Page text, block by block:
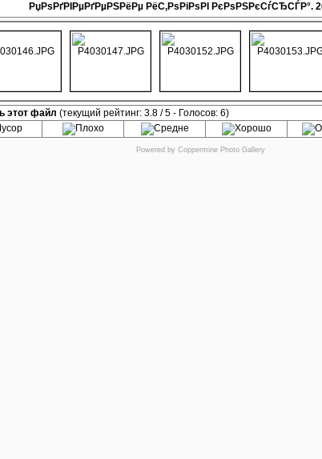
РџРѕРґРІРµРґРµРЅРёРµ РёС‚РѕРіРѕРІ РєРѕРЅРєСѓСЂСЃР°.
этот файл (текущий рейтинг: 3.8 / 5 - Голосов: 6)
Powered by Coppermine Photo Gallery